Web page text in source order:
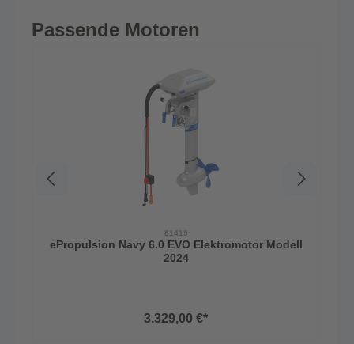
Passende Motoren
81419
ePropulsion Navy 6.0 EVO Elektromotor Modell
2024
3.329,00 €*